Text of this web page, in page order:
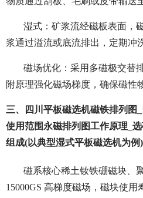
湿式：矿浆流经磁板表面，
浆通过溢流或底流排出，定期冲
磁场优化：采用多磁极交替
附原理强化磁场梯度，确保磁性
三、四川平板磁选机磁铁排列图
使用范围永磁排列图工作原理_
组成(以典型湿式平板磁选机为例)
磁系核心稀土钕铁硼磁块、
15000GS 高梯度磁场，磁块使用